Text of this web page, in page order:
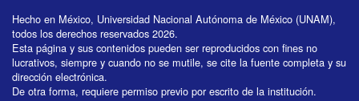
Hecho en México, Universidad Nacional Autónoma de México (UNAM),
todos los derechos reservados 2026.
Esta página y sus contenidos pueden ser reproducidos con fines no
lucrativos, siempre y cuando no se mutile, se cite la fuente completa y su
dirección electrónica.
De otra forma, requiere permiso previo por escrito de la institución.